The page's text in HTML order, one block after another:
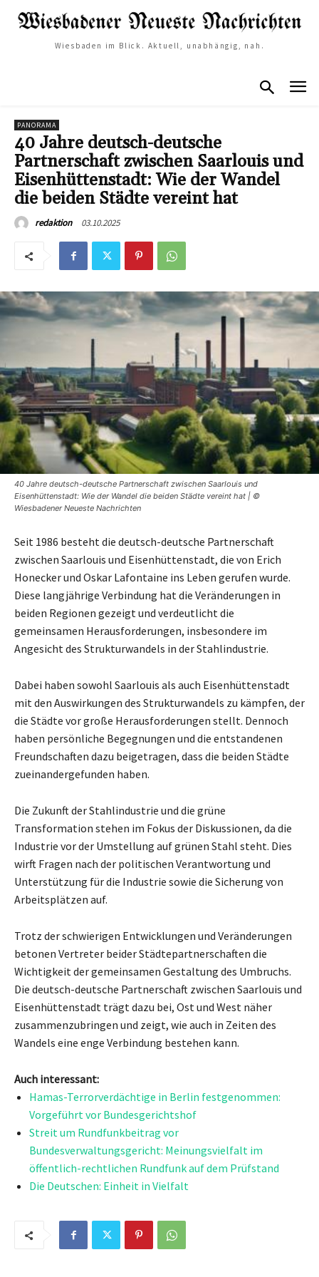
Wiesbaden im Blick. Aktuell, unabhängig, nah.
PANORAMA
40 Jahre deutsch-deutsche
Partnerschaft zwischen Saarlouis und
Eisenhüttenstadt: Wie der Wandel
die beiden Städte vereint hat
redaktion 03.10.2025
40 Jahre deutsch-deutsche Partnerschaft zwischen Saarlouis und
Eisenhüttenstadt: Wie der Wandel die beiden Städte vereint hat | ©
Wiesbadener Neueste Nachrichten
Seit 1986 besteht die deutsch-deutsche Partnerschaft
zwischen Saarlouis und Eisenhüttenstadt, die von Erich
Honecker und Oskar Lafontaine ins Leben gerufen wurde.
Diese langjährige Verbindung hat die Veränderungen in
beiden Regionen gezeigt und verdeutlicht die
gemeinsamen Herausforderungen, insbesondere im
Angesicht des Strukturwandels in der Stahlindustrie.
Dabei haben sowohl Saarlouis als auch Eisenhüttenstadt
mit den Auswirkungen des Strukturwandels zu kämpfen, der
die Städte vor große Herausforderungen stellt. Dennoch
haben persönliche Begegnungen und die entstandenen
Freundschaften dazu beigetragen, dass die beiden Städte
zueinandergefunden haben.
Die Zukunft der Stahlindustrie und die grüne
Transformation stehen im Fokus der Diskussionen, da die
Industrie vor der Umstellung auf grünen Stahl steht. Dies
wirft Fragen nach der politischen Verantwortung und
Unterstützung für die Industrie sowie die Sicherung von
Arbeitsplätzen auf.
Trotz der schwierigen Entwicklungen und Veränderungen
betonen Vertreter beider Städtepartnerschaften die
Wichtigkeit der gemeinsamen Gestaltung des Umbruchs.
Die deutsch-deutsche Partnerschaft zwischen Saarlouis und
Eisenhüttenstadt trägt dazu bei, Ost und West näher
zusammenzubringen und zeigt, wie auch in Zeiten des
Wandels eine enge Verbindung bestehen kann.
Auch interessant:
Hamas-Terrorverdächtige in Berlin festgenommen:
Vorgeführt vor Bundesgerichtshof
Streit um Rundfunkbeitrag vor
Bundesverwaltungsgericht: Meinungsvielfalt im
öffentlich-rechtlichen Rundfunk auf dem Prüfstand
Die Deutschen: Einheit in Vielfalt